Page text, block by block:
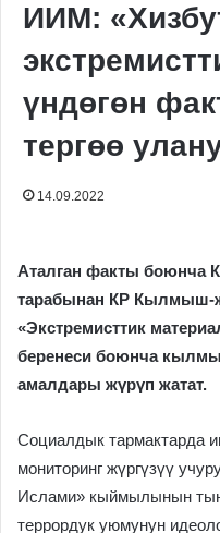
ИИМ:
үндөгөн
тергөө
14.09.2022
Аталган факты боюнча
тарабынан КР Кылмыш-
«Экстремисттик
беренеси боюнча
амалдары жүрүп жатат.
Социалдык тармактарда
мониторинг жүргүзүү
Ислами» кыймылынын
террордук уюмунун